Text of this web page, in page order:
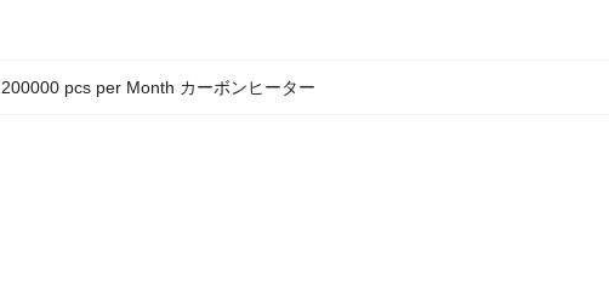
200000 pcs per Month カーボンヒーター